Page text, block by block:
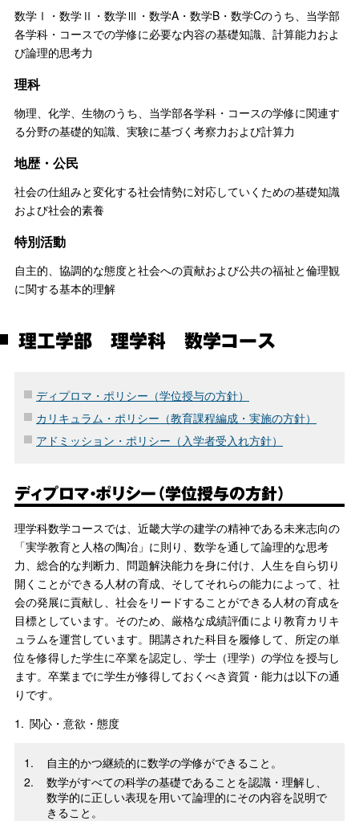
数学Ⅰ・数学Ⅱ・数学Ⅲ・数学A・数学B・数学Cのうち、当学部
各学科・コースでの学修に必要な内容の基礎知識、計算能力およ
び論理的思考力
理科
物理、化学、生物のうち、当学部各学科・コースの学修に関連す
る分野の基礎的知識、実験に基づく考察力および計算力
地歴・公民
社会の仕組みと変化する社会情勢に対応していくための基礎知識
および社会的素養
特別活動
自主的、協調的な態度と社会への貢献および公共の福祉と倫理観
に関する基本的理解
理工学部 理学科 数学コース
ディプロマ・ポリシー（学位授与の方針）
カリキュラム・ポリシー（教育課程編成・実施の方針）
アドミッション・ポリシー（入学者受入れ方針）
ディプロマ・ポリシー（学位授与の方針）
理学科数学コースでは、近畿大学の建学の精神である未来志向の
「実学教育と人格の陶冶」に則り、数学を通して論理的な思考
力、総合的な判断力、問題解決能力を身に付け、人生を自ら切り
開くことができる人材の育成、そしてそれらの能力によって、社
会の発展に貢献し、社会をリードすることができる人材の育成を
目標としています。そのため、厳格な成績評価により教育カリキ
ュラムを運営しています。開講された科目を履修して、所定の単
位を修得した学生に卒業を認定し、学士（理学）の学位を授与し
ます。卒業までに学生が修得しておくべき資質・能力は以下の通
りです。
1. 関心・意欲・態度
自主的かつ継続的に数学の学修ができること。
数学がすべての科学の基礎であることを認識・理解し、
数学的に正しい表現を用いて論理的にその内容を説明で
きること。